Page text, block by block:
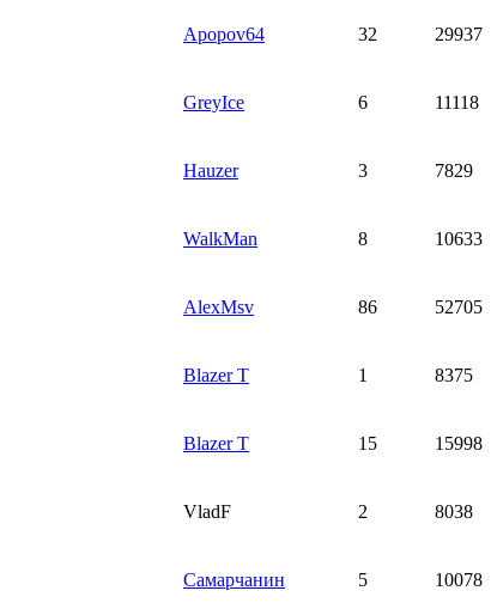
Apopov64 32 29937
GreyIce 6 11118
Hauzer 3 7829
WalkMan 8 10633
AlexMsv 86 52705
Blazer T 1 8375
Blazer T 15 15998
VladF 2 8038
Самарчанин 5 10078